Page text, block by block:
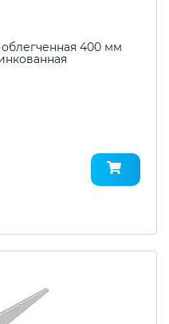
400 мм